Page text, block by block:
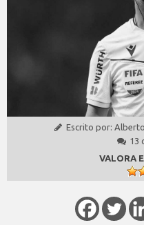
Escrito por:
13
VALORA